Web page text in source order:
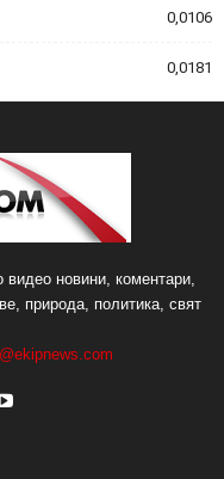
0,0106
0,0181
видео новини, коментари,
природа, политика, свят